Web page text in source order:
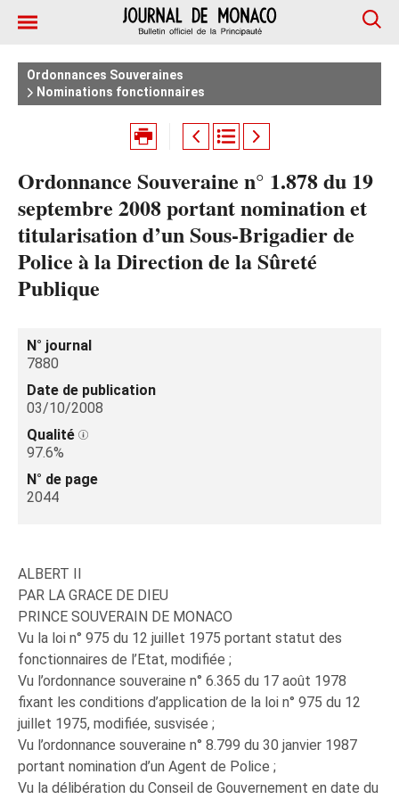
Ordonnances Souveraines
Nominations fonctionnaires
Ordonnance Souveraine n° 1.878 du 19
septembre 2008 portant nomination et
titularisation d’un Sous-Brigadier de
Police à la Direction de la Sûreté
Publique
N° journal
7880
Date de publication
03/10/2008
Qualité
97.6%
N° de page
2044
ALBERT II
PAR LA GRACE DE DIEU
PRINCE SOUVERAIN DE MONACO
Vu la loi n° 975 du 12 juillet 1975 portant statut des
fonctionnaires de l’Etat, modifiée ;
Vu l’ordonnance souveraine n° 6.365 du 17 août 1978
fixant les conditions d’application de la loi n° 975 du 12
juillet 1975, modifiée, susvisée ;
Vu l’ordonnance souveraine n° 8.799 du 30 janvier 1987
portant nomination d’un Agent de Police ;
Vu la délibération du Conseil de Gouvernement en date du